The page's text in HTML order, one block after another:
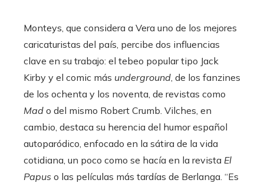
Monteys, que considera a Vera uno de los mejores
caricaturistas del país, percibe dos influencias
clave en su trabajo: el tebeo popular tipo Jack
Kirby y el comic más underground , de los fanzines
de los ochenta y los noventa, de revistas como
Mad o del mismo Robert Crumb. Vilches, en
cambio, destaca su herencia del humor español
autoparódico, enfocado en la sátira de la vida
cotidiana, un poco como se hacía en la revista El
Papus o las películas más tardías de Berlanga. “Es